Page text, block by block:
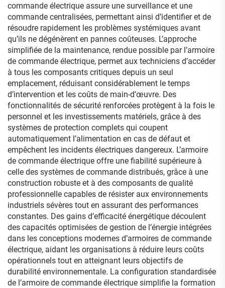
commande électrique assure une surveillance et une
commande centralisées, permettant ainsi d’identifier et de
résoudre rapidement les problèmes systémiques avant
qu’ils ne dégénèrent en pannes coûteuses. L’approche
simplifiée de la maintenance, rendue possible par l’armoire
de commande électrique, permet aux techniciens d’accéder
à tous les composants critiques depuis un seul
emplacement, réduisant considérablement le temps
d’intervention et les coûts de main-d’œuvre. Des
fonctionnalités de sécurité renforcées protègent à la fois le
personnel et les investissements matériels, grâce à des
systèmes de protection complets qui coupent
automatiquement l’alimentation en cas de défaut et
empêchent les incidents électriques dangereux. L’armoire
de commande électrique offre une fiabilité supérieure à
celle des systèmes de commande distribués, grâce à une
construction robuste et à des composants de qualité
professionnelle capables de résister aux environnements
industriels sévères tout en assurant des performances
constantes. Des gains d’efficacité énergétique découlent
des capacités optimisées de gestion de l’énergie intégrées
dans les conceptions modernes d’armoires de commande
électrique, aidant les organisations à réduire leurs coûts
opérationnels tout en atteignant leurs objectifs de
durabilité environnementale. La configuration standardisée
de l’armoire de commande électrique simplifie la formation